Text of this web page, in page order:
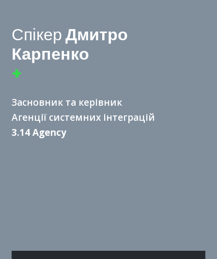
СпікерДмитро
Карпенко
+
Засновник та керівник
Агенції системних інтеграцій
3.14 Agency